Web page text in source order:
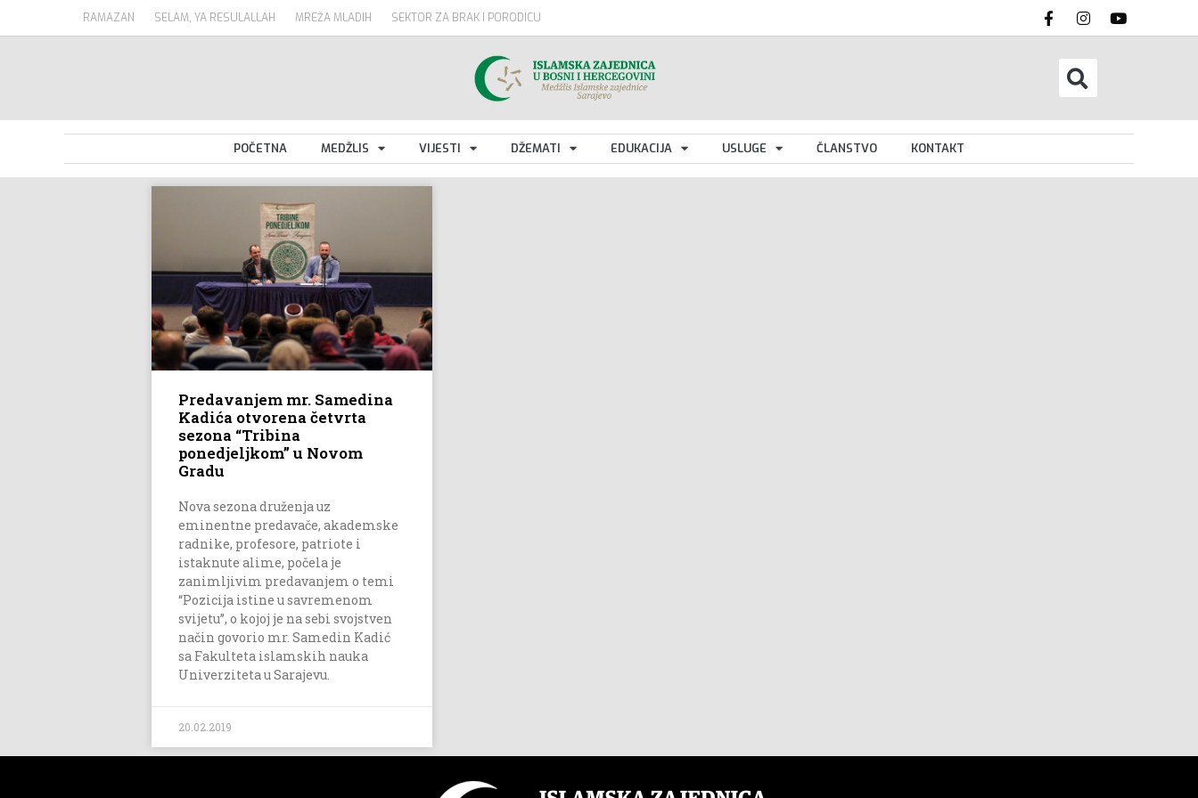
RAMAZAN SELAM, YA RESULALLAH MREŽA MLADIH SEKTOR ZA BRAK I PORODICU
POČETNA MEDŽLIS VIJESTI DŽEMATI EDUKACIJA USLUGE ČLANSTVO KONTAKT
Predavanjem mr. Samedina
Kadića otvorena četvrta
sezona “Tribina
ponedjeljkom” u Novom
Gradu
Nova sezona druženja uz
eminentne predavače, akademske
radnike, profesore, patriote i
istaknute alime, počela je
zanimljivim predavanjem o temi
“Pozicija istine u savremenom
svijetu”, o kojoj je na sebi svojstven
način govorio mr. Samedin Kadić
sa Fakulteta islamskih nauka
Univerziteta u Sarajevu.
20.02.2019